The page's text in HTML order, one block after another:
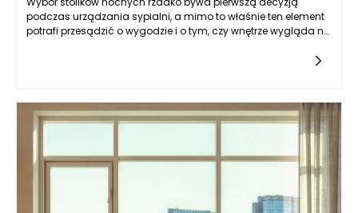
podczas urządzania sypialni, a mimo to właśnie ten element
potrafi przesądzić o wygodzie i o tym, czy wnętrze wygląda na
sąsiedztwie łóżka, więc są używane codziennie: odkładamy
dobrane, przestrzeń wokół łóżka szybko robi się chaotyczna, a
w praktyce zaczynamy odkładać rzeczy „gdzie popadnie”, co
psuje zarówno komfort, jak i estetykę. Dobrze dopasowane
najważniejsze przedmioty są zawsze pod ręką, a jednocześnie
minimalistycznym efekcie. Wbrew pozorom stoliki nocne nie
muszą być identyczne po obu stronach łóżka, ale powinny